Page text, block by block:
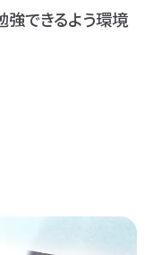
強できるよう環境